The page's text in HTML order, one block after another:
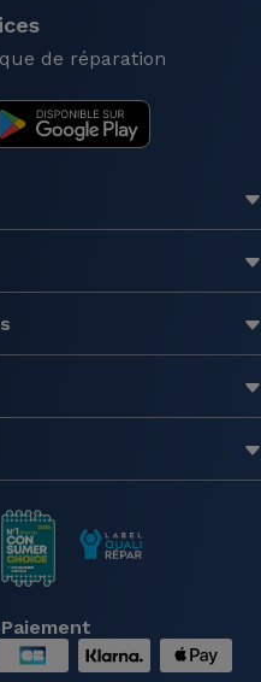
de réparation